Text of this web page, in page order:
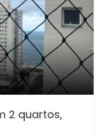
2 quartos,